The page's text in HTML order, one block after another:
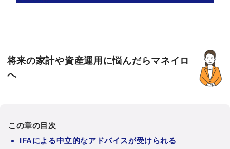
将来の家計や資産運用に悩んだらマネイロ
へ
この章の目次
IFAによる中立的なアドバイスが受けられる